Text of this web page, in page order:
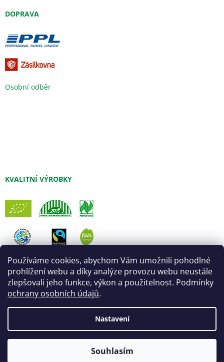
Používáme cookies, abychom Vám umožnili pohodlné
prohlížení webu a díky analýze provozu webu neustále
zlepšovali jeho funkce, výkon a použitelnost. Podmínky
ochrany osobních údajů.
Nastavení
Souhlasím
DOPRAVA
Osobní odběr
KVALITNÍ VÝROBKY
Vytvořil ShoptetÚprava šablony:Marketingwebu